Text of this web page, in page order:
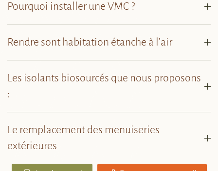
Pourquoi installer une VMC ?
Rendre sont habitation étanche à l’air
Les isolants biosourcés que nous proposons
:
Le remplacement des menuiseries
extérieures